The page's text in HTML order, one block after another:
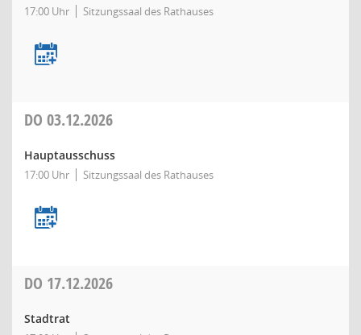
17:00 Uhr Sitzungssaal des Rathauses
DO 03.12.2026
Hauptausschuss
17:00 Uhr Sitzungssaal des Rathauses
DO 17.12.2026
Stadtrat